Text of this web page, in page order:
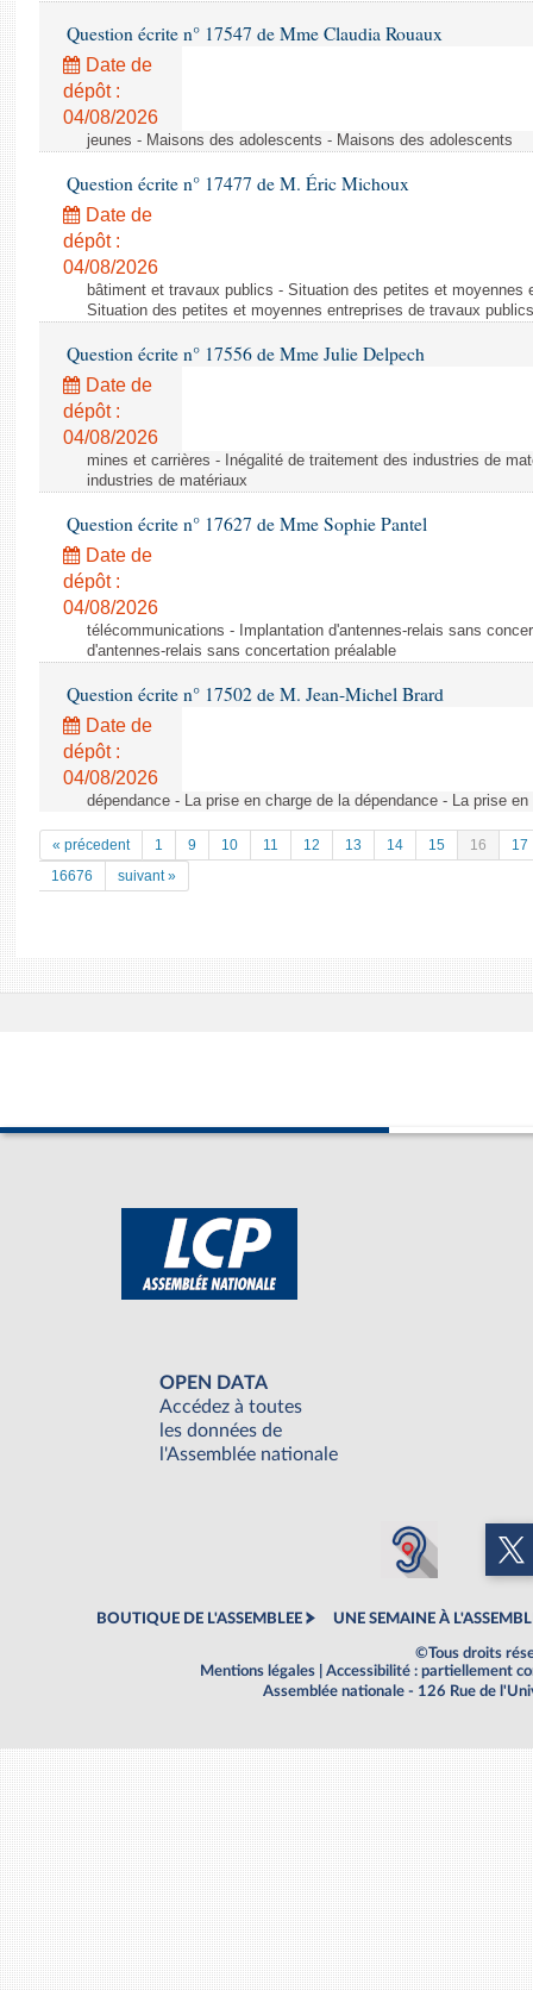
Question écrite n° 17547 de Mme Claudia Rouaux
Date de
dépôt :
04/08/2026
jeunes - Maisons des adolescents - Maisons des adolescents
Question écrite n° 17477 de M. Éric Michoux
Date de
dépôt :
04/08/2026
bâtiment et travaux publics - Situation des petites et moyennes
Situation des petites et moyennes entreprises de travaux publics
Question écrite n° 17556 de Mme Julie Delpech
Date de
dépôt :
04/08/2026
mines et carrières - Inégalité de traitement des industries de
industries de matériaux
Question écrite n° 17627 de Mme Sophie Pantel
Date de
dépôt :
04/08/2026
télécommunications - Implantation d'antennes-relais sans
d'antennes-relais sans concertation préalable
Question écrite n° 17502 de M. Jean-Michel Brard
Date de
dépôt :
04/08/2026
dépendance - La prise en charge de la dépendance - La prise
« précedent 1 9 10 11 12 13 14 15 16
17
16676
suivant »
OPEN DATA
Accédez à toutes
les données de
l'Assemblée nationale
BOUTIQUE DE L'ASSEMBLEE UNE SEMAINE À
©Tous droits
Mentions légales
Accessibilité : partiellement
Assemblée nationale - 126 Rue de